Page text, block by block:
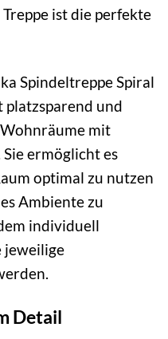
ist die perfekte
Spindeltreppe Spiral
platzsparend und
mit
ermöglicht es
optimal zu nutzen
Ambiente zu
individuell
jeweilige
Detail